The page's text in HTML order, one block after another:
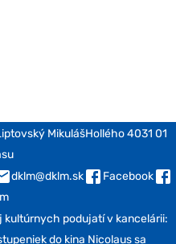
MikulášHollého 4031 01
dklm@dklm.sk
Facebook
kultúrnych podujatí v kancelárii:
do kina Nicolaus sa